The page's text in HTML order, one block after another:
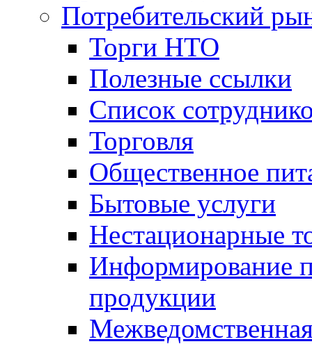
Потребительский
Торги НТО
Полезные ссылки
Список
Торговля
Общественное
Бытовые услуги
Нестационарные
Информирование
продукции